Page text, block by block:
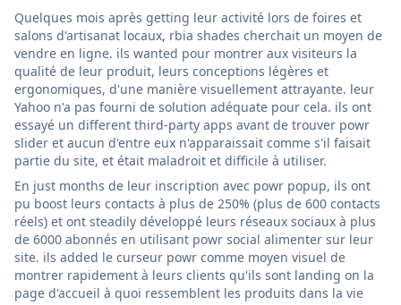
Quelques mois après getting leur activité lors de foires et
salons d'artisanat locaux, rbia shades cherchait un moyen de
vendre en ligne. ils wanted pour montrer aux visiteurs la
qualité de leur produit, leurs conceptions légères et
ergonomiques, d'une manière visuellement attrayante. leur
Yahoo n'a pas fourni de solution adéquate pour cela. ils ont
essayé un different third-party apps avant de trouver powr
slider et aucun d'entre eux n'apparaissait comme s'il faisait
partie du site, et était maladroit et difficile à utiliser.
En just months de leur inscription avec powr popup, ils ont
pu boost leurs contacts à plus de 250% (plus de 600 contacts
réels) et ont steadily développé leurs réseaux sociaux à plus
de 6000 abonnés en utilisant powr social alimenter sur leur
site. ils added le curseur powr comme moyen visuel de
montrer rapidement à leurs clients qu'ils sont landing on la
page d'accueil à quoi ressemblent les produits dans la vie